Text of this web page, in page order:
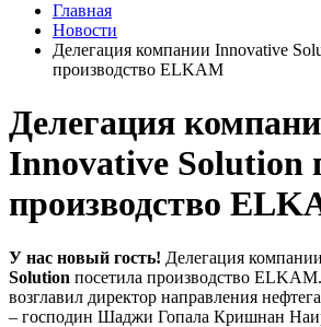
Главная
Новости
Делегация компании Innovative
производство ELKAM
Делегация
Innovative Solution
производство
У нас новый гость! Делегация компании
Solution посетила производство
возглавил директор направления
– господин Шаджи Гопала Кришнан